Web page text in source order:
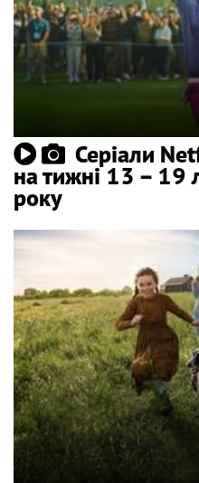
Серіали
на тижні 13 – 19
року